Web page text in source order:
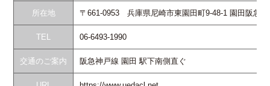
所在地 〒661-0953 兵庫県尼崎市東園田町9-48-1 園田阪急
TEL 06-6493-1990
交通のご案内 阪急神戸線 園田 駅下南側直ぐ